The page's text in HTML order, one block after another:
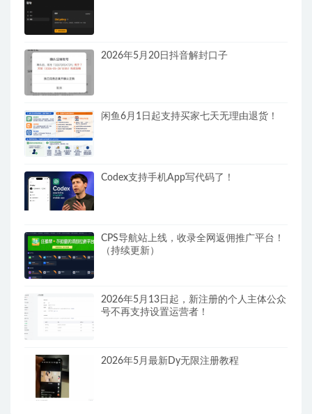
2026年5月20日抖音解封口子
闲鱼6月1日起支持买家七天无理由退货！
Codex支持手机App写代码了！
CPS导航站上线，收录全网返佣推广平台！
（持续更新）
2026年5月13日起，新注册的个人主体公众
号不再支持设置运营者！
2026年5月最新Dy无限注册教程